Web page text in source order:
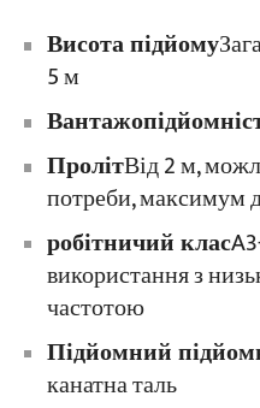
Висота підйому
5 м
ПролітВід 2 м,
потреби, максимум
робітничий клас
використання з
частотою
Підйомний
канатна таль